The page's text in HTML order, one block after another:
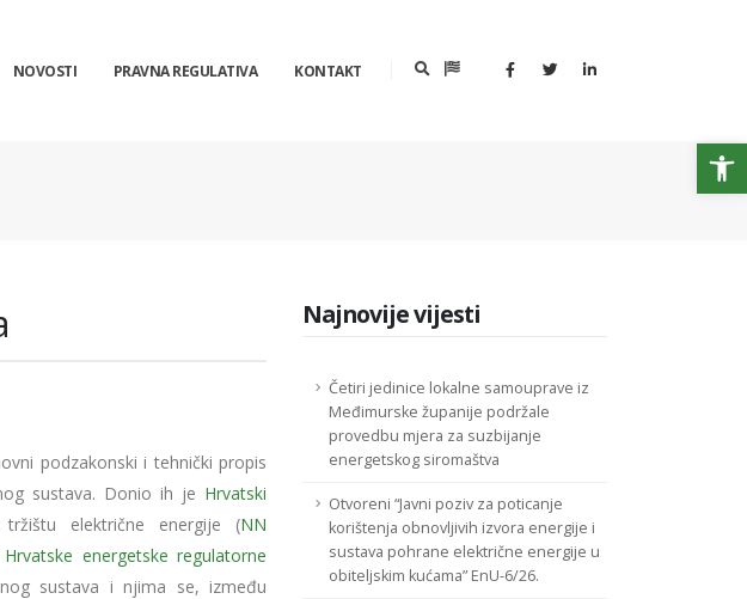
NOVOSTI PRAVNA REGULATIVA KONTAKT
podzakonski i tehnički propis
sustava. Donio ih je Hrvatski
električne energije (NN
Hrvatske energetske regulatorne
sustava i njima se, između
Najnovije vijesti
Četiri jedinice lokalne samouprave iz
Međimurske županije podržale
provedbu mjera za suzbijanje
energetskog siromaštva
Otvoreni “Javni poziv za poticanje
korištenja obnovljivih izvora energije i
sustava pohrane električne energije u
obiteljskim kućama” EnU-6/26.